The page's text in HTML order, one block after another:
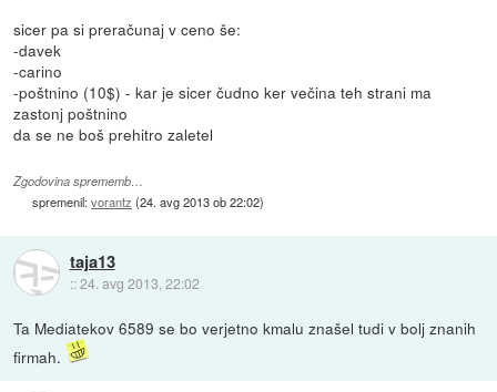
sicer pa si preračunaj v ceno še:
-davek
-carino
-poštnino (10$) - kar je sicer čudno ker večina teh strani ma
zastonj poštnino
da se ne boš prehitro zaletel
Zgodovina sprememb…
spremenil:vorantz (24. avg 2013 ob 22:02)
taja13
::24. avg 2013, 22:02
Ta Mediatekov 6589 se bo verjetno kmalu znašel tudi v bolj znanih
firmah.